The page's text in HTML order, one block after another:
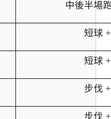
中後半場
短球
短球
步伐
步伐